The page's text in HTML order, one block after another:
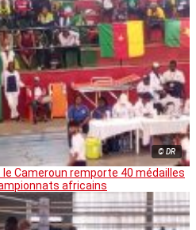
© DR
le Cameroun remporte 40 médailles
africains